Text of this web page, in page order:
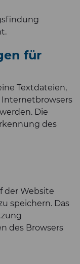
für
Textdateien,
Internetbrowsers
Die
des
der Website
speichern. Das
des Browsers